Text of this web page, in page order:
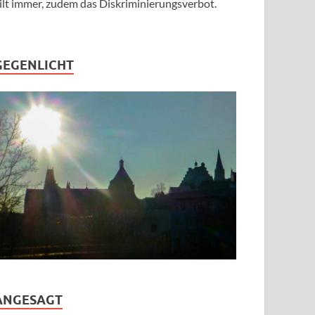
immer, zudem das Diskriminierungsverbot.